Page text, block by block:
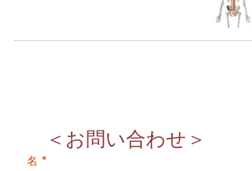
＜お問い合わせ＞
名 *